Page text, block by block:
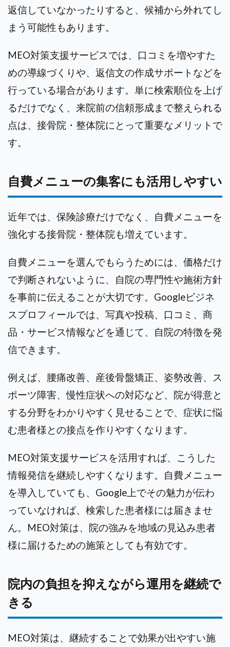
返信していなかったりすると、候補から外れてし
まう可能性もあります。
MEO対策支援サービスでは、口コミを増やすた
めの導線づくりや、返信文の作成サポートなどを
行っている場合があります。単に検索順位を上げ
るだけでなく、来院前の信頼形成まで整えられる
点は、接骨院・整体院にとって重要なメリットで
す。
自費メニューの集客にも活用しやすい
近年では、保険診療だけでなく、自費メニューを
強化する接骨院・整体院も増えています。
自費メニューを選んでもらうためには、価格だけ
で判断されないように、自院の専門性や施術方針
を事前に伝えることが大切です。Googleビジネ
スプロフィールでは、写真や投稿、口コミ、商
品・サービス情報などを通じて、自院の特徴を発
信できます。
例えば、腰痛改善、産後骨盤矯正、姿勢改善、ス
ポーツ障害、慢性症状への対応など、院が得意と
する分野をわかりやすく見せることで、症状に悩
む患者様との接点を作りやすくなります。
MEO対策支援サービスを活用すれば、こうした
情報発信を継続しやすくなります。自費メニュー
を導入していても、Google上でその魅力が伝わ
っていなければ、検索した患者様には届きませ
ん。MEO対策は、院の強みを地域の見込み患者
様に届けるための施策としても有効です。
院内の負担を抑えながら運用を継続で
きる
MEO対策は、継続することで効果が出やすい施